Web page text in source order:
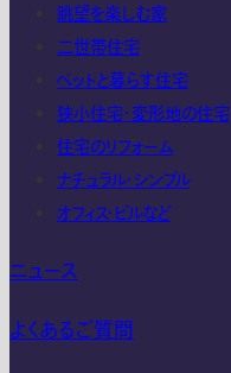
眺望を楽しむ家
二世帯住宅
ペットと暮らす住宅
狭小住宅・変形地の住宅
住宅のリフォーム
ナチュラル・シンプル
オフィス・ビルなど
ニュース
よくあるご質問